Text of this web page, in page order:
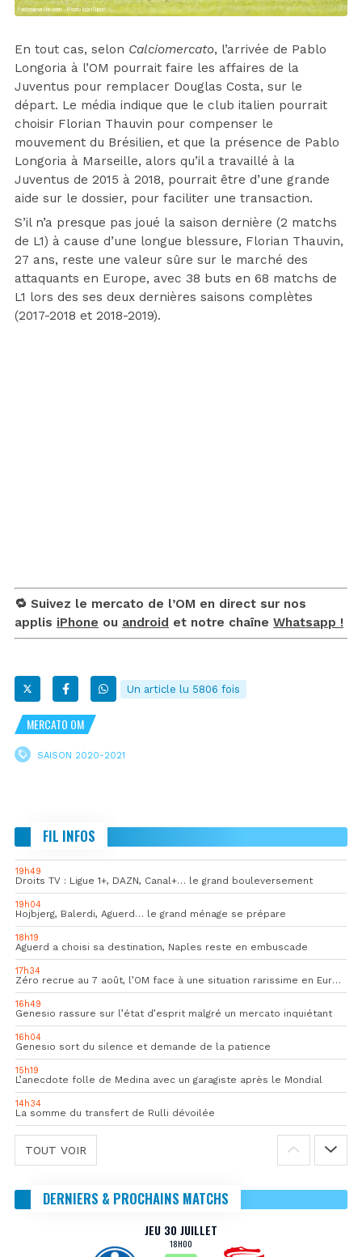
En tout cas, selon Calciomercato, l’arrivée de Pablo
Longoria à l’OM pourrait faire les affaires de la
Juventus pour remplacer Douglas Costa, sur le
départ. Le média indique que le club italien pourrait
choisir Florian Thauvin pour compenser le
mouvement du Brésilien, et que la présence de Pablo
Longoria à Marseille, alors qu’il a travaillé à la
Juventus de 2015 à 2018, pourrait être d’une grande
aide sur le dossier, pour faciliter une transaction.
S’il n’a presque pas joué la saison dernière (2 matchs
de L1) à cause d’une longue blessure, Florian Thauvin,
27 ans, reste une valeur sûre sur le marché des
attaquants en Europe, avec 38 buts en 68 matchs de
L1 lors des ses deux dernières saisons complètes
(2017-2018 et 2018-2019).
🔁 Suivez le mercato de l’OM en direct sur nos
applis iPhone ou android et notre chaîne Whatsapp !
Un article lu 5806 fois
MERCATO OM
SAISON 2020-2021
FIL INFOS
19h49
Droits TV : Ligue 1+, DAZN, Canal+… le grand bouleversement
19h04
Hojbjerg, Balerdi, Aguerd… le grand ménage se prépare
18h19
Aguerd a choisi sa destination, Naples reste en embuscade
17h34
Zéro recrue au 7 août, l’OM face à une situation rarissime en Europe
16h49
Genesio rassure sur l’état d’esprit malgré un mercato inquiétant
16h04
Genesio sort du silence et demande de la patience
15h19
L’anecdote folle de Medina avec un garagiste après le Mondial
14h34
La somme du transfert de Rulli dévoilée
TOUT VOIR
DERNIERS & PROCHAINS MATCHS
JEU 30 JUILLET
18H00